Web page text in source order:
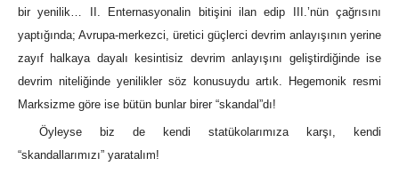
bir yenilik… II. Enternasyonalin bitişini ilan edip III.’nün çağrısını
yaptığında; Avrupa-merkezci, üretici güçlerci devrim anlayışının yerine
zayıf halkaya dayalı kesintisiz devrim anlayışını geliştirdiğinde ise
devrim niteliğinde yenilikler söz konusuydu artık. Hegemonik resmi
Marksizme göre ise bütün bunlar birer “skandal”dı!
Öyleyse biz de kendi statükolarımıza karşı, kendi
“skandallarımızı” yaratalım!